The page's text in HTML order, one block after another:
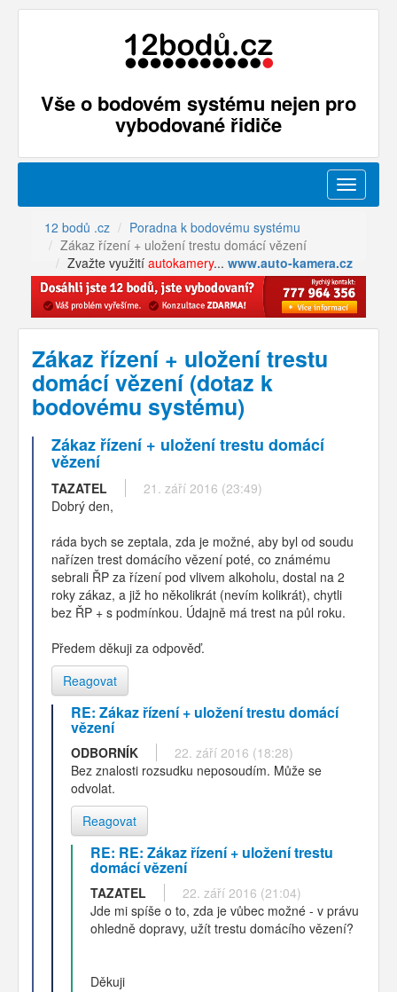
Vše o bodovém systému nejen pro
vybodované řidiče
Menu
12 bodů .cz
Poradna k bodovému systému
Zákaz řízení + uložení trestu domácí vězení
Zvažte využití autokamery... www.auto-kamera.cz
Zákaz řízení + uložení trestu
domácí vězení (dotaz k
bodovému systému)
Zákaz řízení + uložení trestu domácí
vězení
TAZATEL
21. září 2016 (23:49)
Dobrý den,
ráda bych se zeptala, zda je možné, aby byl od soudu
nařízen trest domácího vězení poté, co známému
sebrali ŘP za řízení pod vlivem alkoholu, dostal na 2
roky zákaz, a již ho několikrát (nevím kolikrát), chytli
bez ŘP + s podmínkou. Údajně má trest na půl roku.
Předem děkuji za odpověď.
Reagovat
RE: Zákaz řízení + uložení trestu domácí
vězení
ODBORNÍK
22. září 2016 (18:28)
Bez znalosti rozsudku neposoudím. Může se
odvolat.
Reagovat
RE: RE: Zákaz řízení + uložení trestu
domácí vězení
TAZATEL
22. září 2016 (21:04)
Jde mi spíše o to, zda je vůbec možné - v právu
ohledně dopravy, užít trestu domácího vězení?
Děkuji